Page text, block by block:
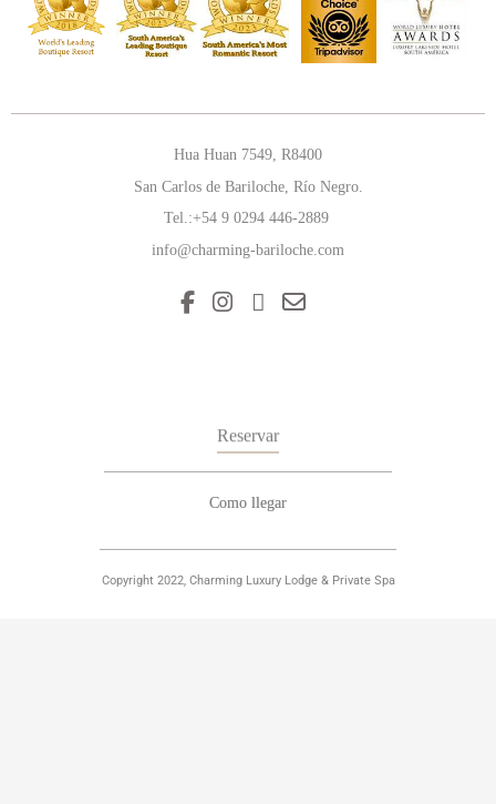
Hua Huan 7549, R8400
San Carlos de Bariloche, Río Negro.
Tel.:+54 9 0294 446-2889
info@charming-bariloche.com
Reservar
Como llegar
Copyright 2022, Charming Luxury Lodge & Private Spa